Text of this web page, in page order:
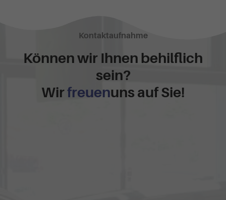
Kontaktaufnahme
Können wir Ihnen behilflich
sein?
Wirfreuenuns auf Sie!